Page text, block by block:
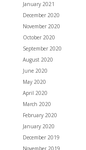
January 2021
December 2020
November 2020
October 2020
September 2020
August 2020
June 2020
May 2020
April 2020
March 2020
February 2020
January 2020
December 2019
November 2019